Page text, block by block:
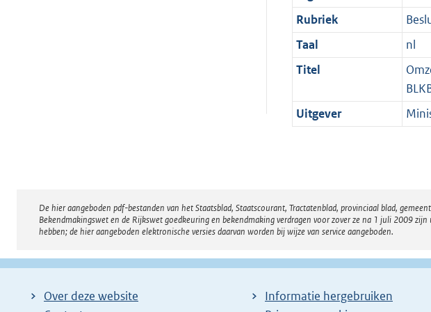
Rubriek
Taal
nl
Titel
Uitgever
Disclaimer
De hier aangeboden pdf-bestanden van het Staatsblad, Staatscourant, Tractatenblad, provinciaal blad,
Bekendmakingswet en de Rijkswet goedkeuring en bekendmaking verdragen voor zover ze na 1 juli 2009
hebben; de hier aangeboden elektronische versies daarvan worden bij wijze van service aangeboden.
Over deze website
Informatie hergebruiken